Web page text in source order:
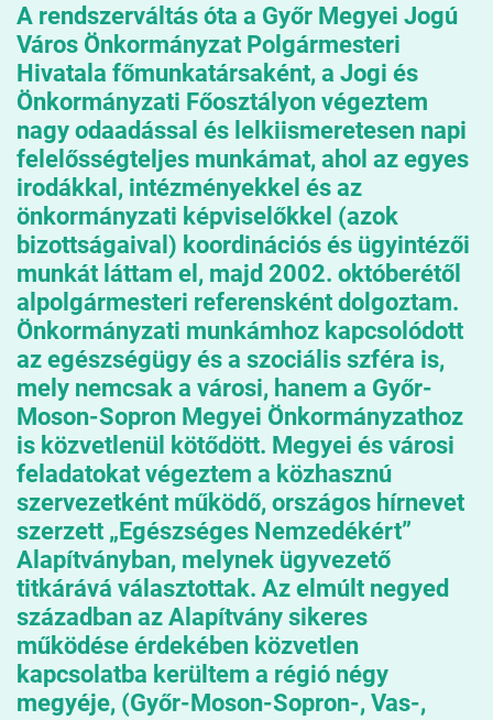
A rendszerváltás óta a Győr Megyei Jogú
Város Önkormányzat Polgármesteri
Hivatala főmunkatársaként, a Jogi és
Önkormányzati Főosztályon végeztem
nagy odaadással és lelkiismeretesen napi
felelősségteljes munkámat, ahol az egyes
irodákkal, intézményekkel és az
önkormányzati képviselőkkel (azok
bizottságaival) koordinációs és ügyintézői
munkát láttam el, majd 2002. októberétől
alpolgármesteri referensként dolgoztam.
Önkormányzati munkámhoz kapcsolódott
az egészségügy és a szociális szféra is,
mely nemcsak a városi, hanem a Győr-
Moson-Sopron Megyei Önkormányzathoz
is közvetlenül kötődött. Megyei és városi
feladatokat végeztem a közhasznú
szervezetként működő, országos hírnevet
szerzett „Egészséges Nemzedékért”
Alapítványban, melynek ügyvezető
titkárává választottak. Az elmúlt negyed
században az Alapítvány sikeres
működése érdekében közvetlen
kapcsolatba kerültem a régió négy
megyéje, (Győr-Moson-Sopron-, Vas-,